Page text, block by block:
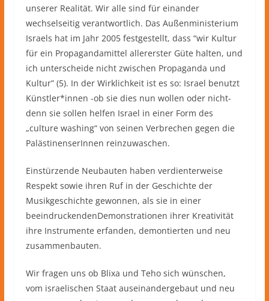
unserer Realität. Wir alle sind für einander
wechselseitig verantwortlich. Das Außenministerium
Israels hat im Jahr 2005 festgestellt, dass “wir Kultur
für ein Propagandamittel allererster Güte halten, und
ich unterscheide nicht zwischen Propaganda und
Kultur” (5). In der Wirklichkeit ist es so: Israel benutzt
Künstler*innen -ob sie dies nun wollen oder nicht-
denn sie sollen helfen Israel in einer Form des
„culture washing“ von seinen Verbrechen gegen die
PalästinenserInnen reinzuwaschen.
Einstürzende Neubauten haben verdienterweise
Respekt sowie ihren Ruf in der Geschichte der
Musikgeschichte gewonnen, als sie in einer
beeindruckendenDemonstrationen ihrer Kreativität
ihre Instrumente erfanden, demontierten und neu
zusammenbauten.
Wir fragen uns ob Blixa und Teho sich wünschen,
vom israelischen Staat auseinandergebaut und neu